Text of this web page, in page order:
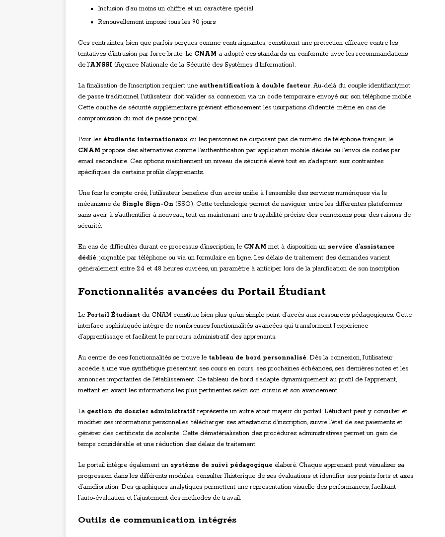
Inclusion d’au moins un chiffre et un caractère spécial
Renouvellement imposé tous les 90 jours
Ces contraintes, bien que parfois perçues comme contraignantes, constituent une protection efficace contre les
tentatives d’intrusion par force brute. Le CNAM a adopté ces standards en conformité avec les recommandations
de l’ANSSI (Agence Nationale de la Sécurité des Systèmes d’Information).
La finalisation de l’inscription requiert une authentification à double facteur. Au-delà du couple identifiant/mot
de passe traditionnel, l’utilisateur doit valider sa connexion via un code temporaire envoyé sur son téléphone mobile.
Cette couche de sécurité supplémentaire prévient efficacement les usurpations d’identité, même en cas de
compromission du mot de passe principal.
Pour les étudiants internationaux ou les personnes ne disposant pas de numéro de téléphone français, le
CNAM propose des alternatives comme l’authentification par application mobile dédiée ou l’envoi de codes par
email secondaire. Ces options maintiennent un niveau de sécurité élevé tout en s’adaptant aux contraintes
spécifiques de certains profils d’apprenants.
Une fois le compte créé, l’utilisateur bénéficie d’un accès unifié à l’ensemble des services numériques via le
mécanisme de Single Sign-On (SSO). Cette technologie permet de naviguer entre les différentes plateformes
sans avoir à s’authentifier à nouveau, tout en maintenant une traçabilité précise des connexions pour des raisons de
sécurité.
En cas de difficultés durant ce processus d’inscription, le CNAM met à disposition un service d’assistance
dédié, joignable par téléphone ou via un formulaire en ligne. Les délais de traitement des demandes varient
généralement entre 24 et 48 heures ouvrées, un paramètre à anticiper lors de la planification de son inscription.
Fonctionnalités avancées du Portail Étudiant
Le Portail Étudiant du CNAM constitue bien plus qu’un simple point d’accès aux ressources pédagogiques. Cette
interface sophistiquée intègre de nombreuses fonctionnalités avancées qui transforment l’expérience
d’apprentissage et facilitent le parcours administratif des apprenants.
Au centre de ces fonctionnalités se trouve le tableau de bord personnalisé. Dès la connexion, l’utilisateur
accède à une vue synthétique présentant ses cours en cours, ses prochaines échéances, ses dernières notes et les
annonces importantes de l’établissement. Ce tableau de bord s’adapte dynamiquement au profil de l’apprenant,
mettant en avant les informations les plus pertinentes selon son cursus et son avancement.
La gestion du dossier administratif représente un autre atout majeur du portail. L’étudiant peut y consulter et
modifier ses informations personnelles, télécharger ses attestations d’inscription, suivre l’état de ses paiements et
générer des certificats de scolarité. Cette dématérialisation des procédures administratives permet un gain de
temps considérable et une réduction des délais de traitement.
Le portail intègre également un système de suivi pédagogique élaboré. Chaque apprenant peut visualiser sa
progression dans les différents modules, consulter l’historique de ses évaluations et identifier ses points forts et axes
d’amélioration. Des graphiques analytiques permettent une représentation visuelle des performances, facilitant
l’auto-évaluation et l’ajustement des méthodes de travail.
Outils de communication intégrés